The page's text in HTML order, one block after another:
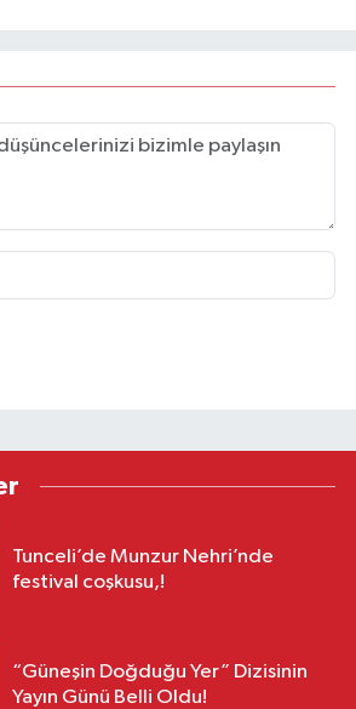
Tunceli’de Munzur Nehri’nde
festival coşkusu,!
“Güneşin Doğduğu Yer” Dizisinin
Yayın Günü Belli Oldu!